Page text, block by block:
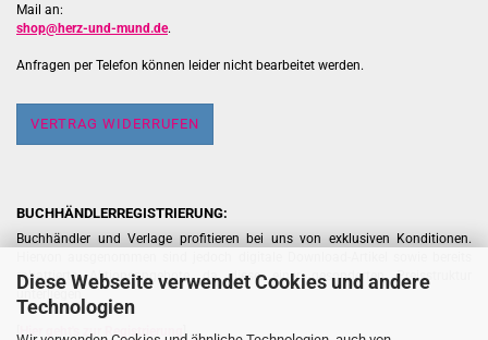
Diese Webseite verwendet Cookies und andere
Technologien
Mail an:
shop@herz-und-mund.de.
Anfragen per Telefon können leider nicht bearbeitet werden.
VERTRAG WIDERRUFEN
BUCHHÄNDLERREGISTRIERUNG:
Buchhändler und Verlage profitieren bei uns von exklusiven Konditionen.
rabattierte Aktionsangebote, da diese einer gesonderten Preisstruktur
[ Hier geht's zur Registrierung ]